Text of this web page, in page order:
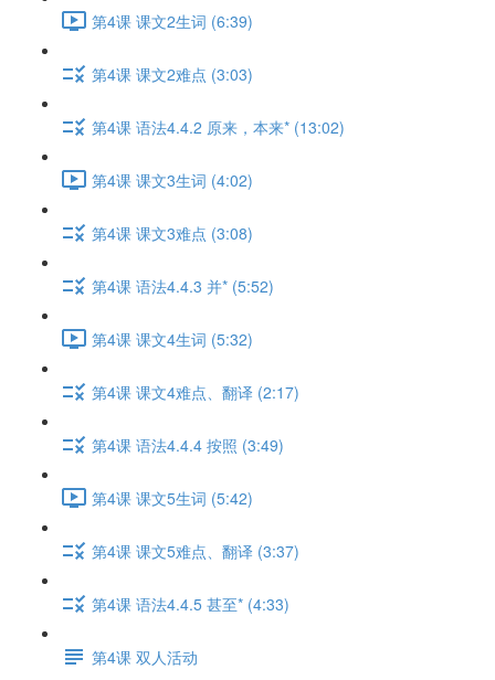
第4课 课文2生词 (6:39)
第4课 课文2难点 (3:03)
第4课 语法4.4.2 原来，本来* (13:02)
第4课 课文3生词 (4:02)
第4课 课文3难点 (3:08)
第4课 语法4.4.3 并* (5:52)
第4课 课文4生词 (5:32)
第4课 课文4难点、翻译 (2:17)
第4课 语法4.4.4 按照 (3:49)
第4课 课文5生词 (5:42)
第4课 课文5难点、翻译 (3:37)
第4课 语法4.4.5 甚至* (4:33)
第4课 双人活动